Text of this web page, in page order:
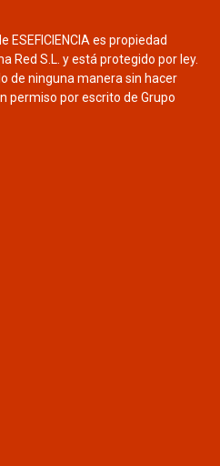
es propiedad
Red S.L. y está protegido por ley.
de ninguna manera sin hacer
permiso por escrito de Grupo